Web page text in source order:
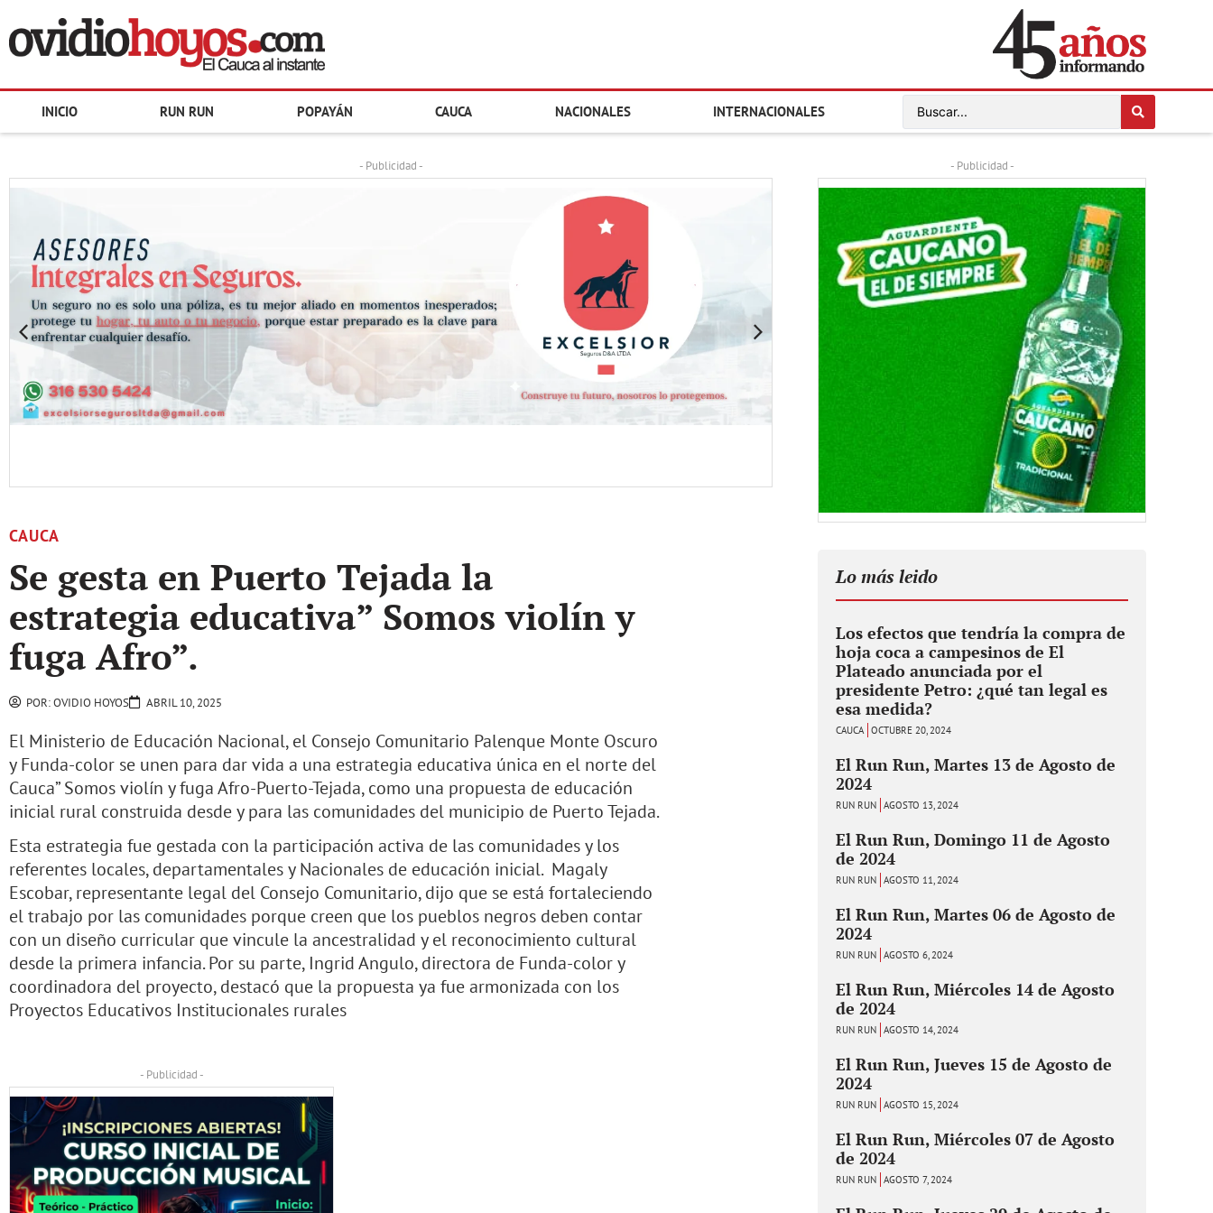
INICIO RUN RUN POPAYÁN CAUCA NACIONALES INTERNACIONALES
- Publicidad -
CAUCA
Se gesta en Puerto Tejada la
estrategia educativa” Somos violín y
fuga Afro”.
POR:OVIDIO HOYOS ABRIL 10, 2025
El Ministerio de Educación Nacional, el Consejo Comunitario Palenque Monte Oscuro
y Funda-color se unen para dar vida a una estrategia educativa única en el norte del
Cauca” Somos violín y fuga Afro-Puerto-Tejada, como una propuesta de educación
inicial rural construida desde y para las comunidades del municipio de Puerto Tejada.
Esta estrategia fue gestada con la participación activa de las comunidades y los
referentes locales, departamentales y Nacionales de educación inicial. Magaly
Escobar, representante legal del Consejo Comunitario, dijo que se está fortaleciendo
el trabajo por las comunidades porque creen que los pueblos negros deben contar
con un diseño curricular que vincule la ancestralidad y el reconocimiento cultural
desde la primera infancia. Por su parte, Ingrid Angulo, directora de Funda-color y
coordinadora del proyecto, destacó que la propuesta ya fue armonizada con los
Proyectos Educativos Institucionales rurales
- Publicidad -
- Publicidad -
Lo más leido
Los efectos que tendría la compra de
hoja coca a campesinos de El
Plateado anunciada por el
presidente Petro: ¿qué tan legal es
esa medida?
CAUCA OCTUBRE 20, 2024
El Run Run, Martes 13 de Agosto de
2024
RUN RUN AGOSTO 13, 2024
El Run Run, Domingo 11 de Agosto
de 2024
RUN RUN AGOSTO 11, 2024
El Run Run, Martes 06 de Agosto de
2024
RUN RUN AGOSTO 6, 2024
El Run Run, Miércoles 14 de Agosto
de 2024
RUN RUN AGOSTO 14, 2024
El Run Run, Jueves 15 de Agosto de
2024
RUN RUN AGOSTO 15, 2024
El Run Run, Miércoles 07 de Agosto
de 2024
RUN RUN AGOSTO 7, 2024